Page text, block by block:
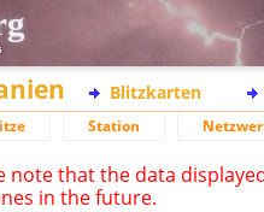
Blitzkarten
Station
note that the data
in the future.